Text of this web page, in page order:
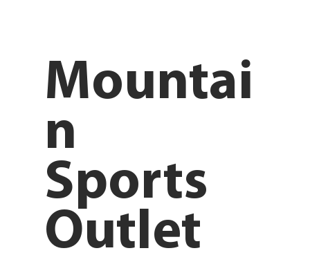
Mountai
n
Sports
Outlet